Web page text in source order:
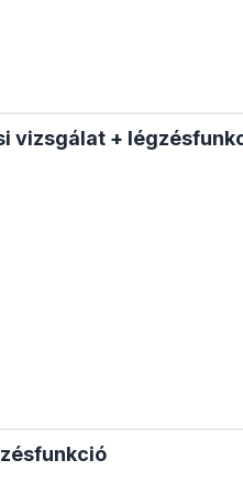
vizsgálat +